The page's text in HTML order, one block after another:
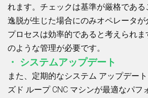
れます。チェックは基準が厳格である
逸脱が生じた場合にのみオペレータ
プロセスは効率的であると考えられま
のような管理が必要です。
・ システムアップデート
また、定期的なシステム アップデー
ズド ループ CNC マシンが最適なパフ